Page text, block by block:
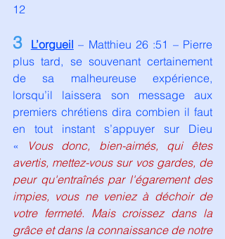
12
3 L’orgueil – Matthieu 26 :51 – Pierre
plus tard, se souvenant certainement
de sa malheureuse expérience,
lorsqu’il laissera son message aux
premiers chrétiens dira combien il faut
en tout instant s’appuyer sur Dieu
«
Vous donc, bien-aimés, qui êtes
avertis, mettez-vous sur vos gardes, de
peur qu'entraînés par l'égarement des
impies, vous ne veniez à déchoir de
votre fermeté. Mais croissez dans la
grâce et dans la connaissance de notre